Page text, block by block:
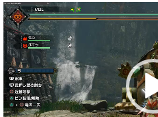
動
画
プ
レ
ー
ヤ
ー